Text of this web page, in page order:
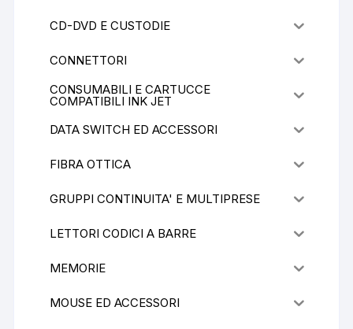
CD-DVD E CUSTODIE
CONNETTORI
CONSUMABILI E CARTUCCE
COMPATIBILI INK JET
DATA SWITCH ED ACCESSORI
FIBRA OTTICA
GRUPPI CONTINUITA' E MULTIPRESE
LETTORI CODICI A BARRE
MEMORIE
MOUSE ED ACCESSORI